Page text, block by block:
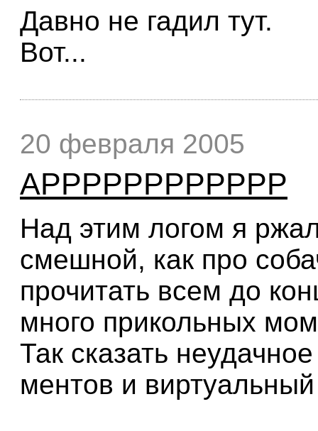
Давно не гадил тут.
Вот...
20 февраля 2005
АРРРРРРРРРРРР
Над этим логом я
смешной, как про
прочитать всем до
много прикольных
Так сказать
ментов и